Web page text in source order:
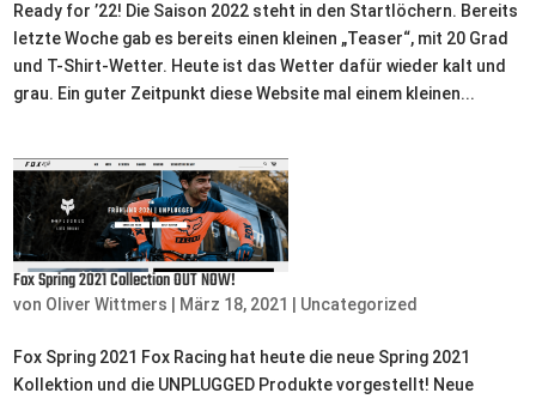
Ready for ’22! Die Saison 2022 steht in den Startlöchern. Bereits
letzte Woche gab es bereits einen kleinen „Teaser“, mit 20 Grad
und T-Shirt-Wetter. Heute ist das Wetter dafür wieder kalt und
grau. Ein guter Zeitpunkt diese Website mal einem kleinen...
Fox Spring 2021 Collection OUT NOW!
von Oliver Wittmers März 18, 2021 Uncategorized
Fox Spring 2021 Fox Racing hat heute die neue Spring 2021
Kollektion und die UNPLUGGED Produkte vorgestellt! Neue